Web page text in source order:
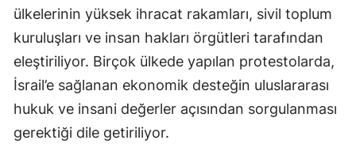
Uşak
Van
Yozgat
ülkelerinin yüksek ihracat rakamları, sivil toplum
kuruluşları ve insan hakları örgütleri tarafından
eleştiriliyor. Birçok ülkede yapılan protestolarda,
İsrail’e sağlanan ekonomik desteğin uluslararası
hukuk ve insani değerler açısından sorgulanması
gerektiği dile getiriliyor.